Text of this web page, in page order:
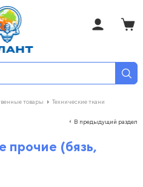
товары
Технические ткани
В предыдущий раздел
прочие (бязь,